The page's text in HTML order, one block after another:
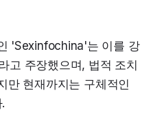
'Sexinfochina'는 이를 강
고 주장했으며, 법적 조치
만 현재까지는 구체적인